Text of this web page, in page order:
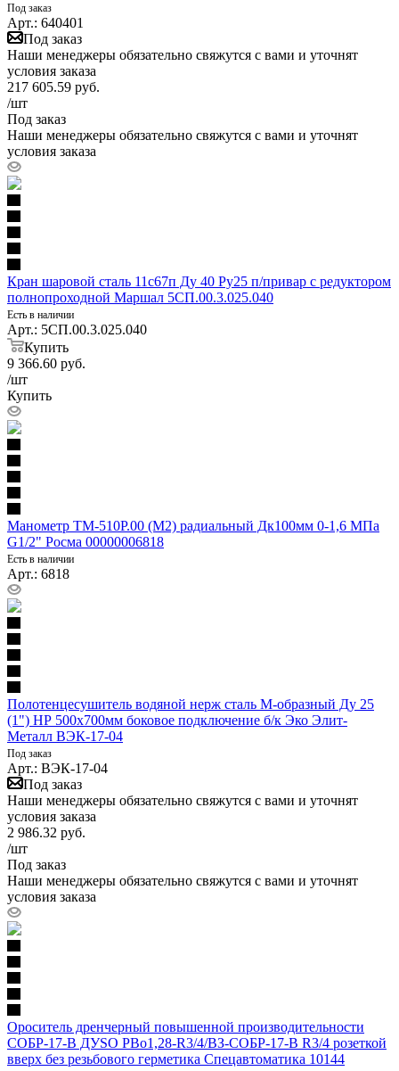
Под заказ
Арт.: 640401
Под заказ
Наши менеджеры обязательно свяжутся с вами и уточнят
условия заказа
217 605.59 руб.
/шт
Под заказ
Наши менеджеры обязательно свяжутся с вами и уточнят
условия заказа
Кран шаровой сталь 11с67п Ду 40 Ру25 п/привар с редуктором
полнопроходной Маршал 5СП.00.3.025.040
Есть в наличии
Арт.: 5СП.00.3.025.040
Купить
9 366.60 руб.
/шт
Купить
Манометр ТМ-510Р.00 (М2) радиальный Дк100мм 0-1,6 МПа
G1/2" Росма 00000006818
Есть в наличии
Арт.: 6818
Полотенцесушитель водяной нерж сталь М-образный Ду 25
(1") НР 500х700мм боковое подключение б/к Эко Элит-
Металл ВЭК-17-04
Под заказ
Арт.: ВЭК-17-04
Под заказ
Наши менеджеры обязательно свяжутся с вами и уточнят
условия заказа
2 986.32 руб.
/шт
Под заказ
Наши менеджеры обязательно свяжутся с вами и уточнят
условия заказа
Ороситель дренчерный повышенной производительности
СОБР-17-В ДУSO РВо1,28-R3/4/ВЗ-СОБР-17-В R3/4 розеткой
вверх без резьбового герметика Спецавтоматика 10144